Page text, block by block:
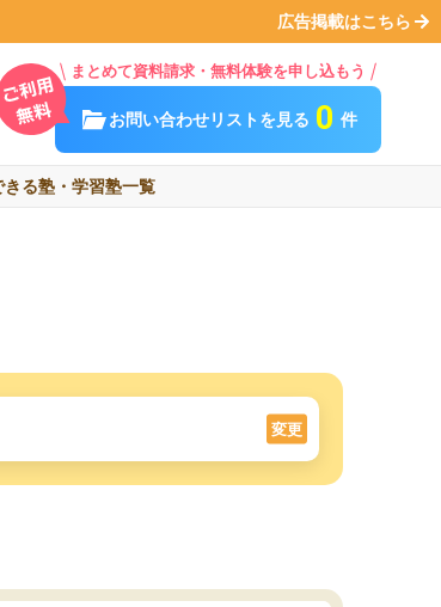
広告掲載はこちら
まとめて資料請求・無料体験を申し込もう
お問い合わせリストを見る 0 件
る塾・学習塾一覧
変更